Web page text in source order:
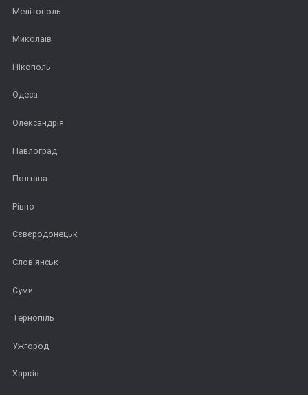
Мелітополь
Миколаїв
Нікополь
Одеса
Олександрія
Павлоград
Полтава
Рівно
Сєвєродонецьк
Слов'янськ
Суми
Тернопіль
Ужгород
Харків